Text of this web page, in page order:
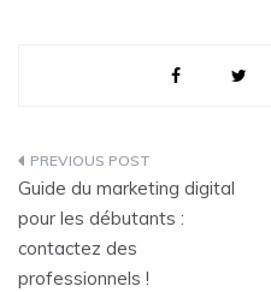
Post
navigation
Guide du marketing digital
pour les débutants :
contactez des
professionnels !